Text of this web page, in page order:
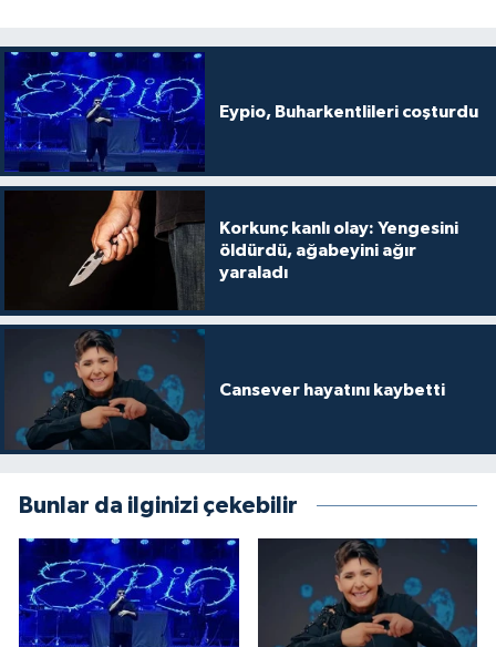
Eypio, Buharkentlileri coşturdu
Korkunç kanlı olay: Yengesini
öldürdü, ağabeyini ağır
yaraladı
Cansever hayatını kaybetti
Bunlar da ilginizi çekebilir